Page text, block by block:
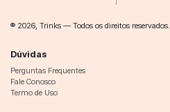
® 2026, Trinks — Todos os direitos reservados.
Dúvidas
Perguntas Frequentes
Fale Conosco
Termo de Uso